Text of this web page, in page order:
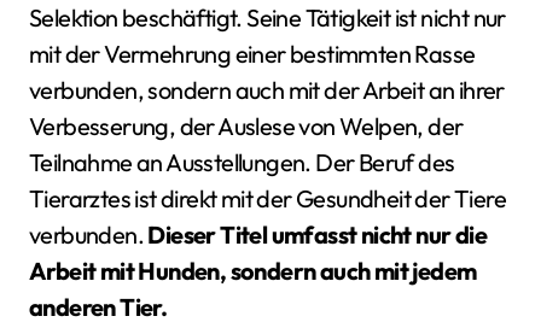
Selektion beschäftigt. Seine Tätigkeit ist nicht nur
mit der Vermehrung einer bestimmten Rasse
verbunden, sondern auch mit der Arbeit an ihrer
Verbesserung, der Auslese von Welpen, der
Teilnahme an Ausstellungen. Der Beruf des
Tierarztes ist direkt mit der Gesundheit der Tiere
verbunden.Dieser Titel umfasst nicht nur die
Arbeit mit Hunden, sondern auch mit jedem
anderen Tier.